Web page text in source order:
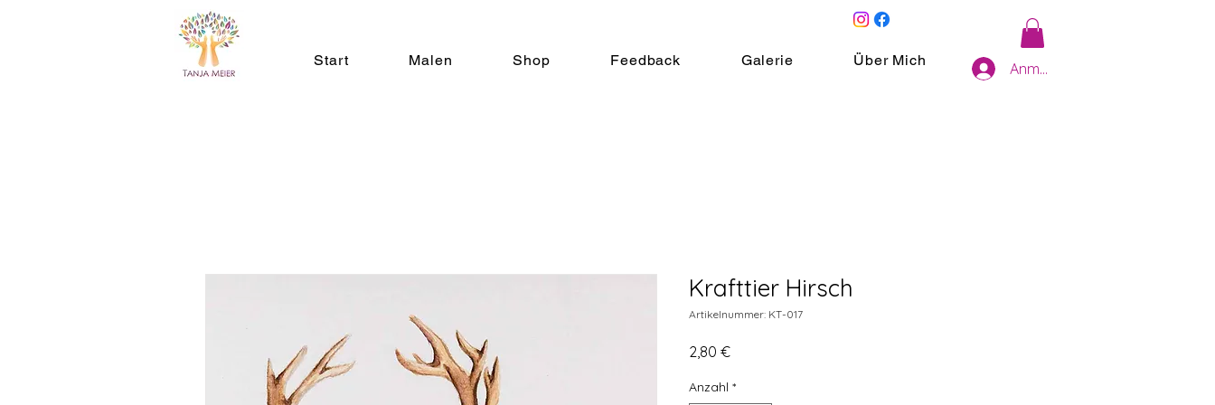
Start Malen Shop Feedback Galerie Über Mich Anmelden
Krafttier Hirsch
Artikelnummer: KT-017
2,80 €Preis
Anzahl *